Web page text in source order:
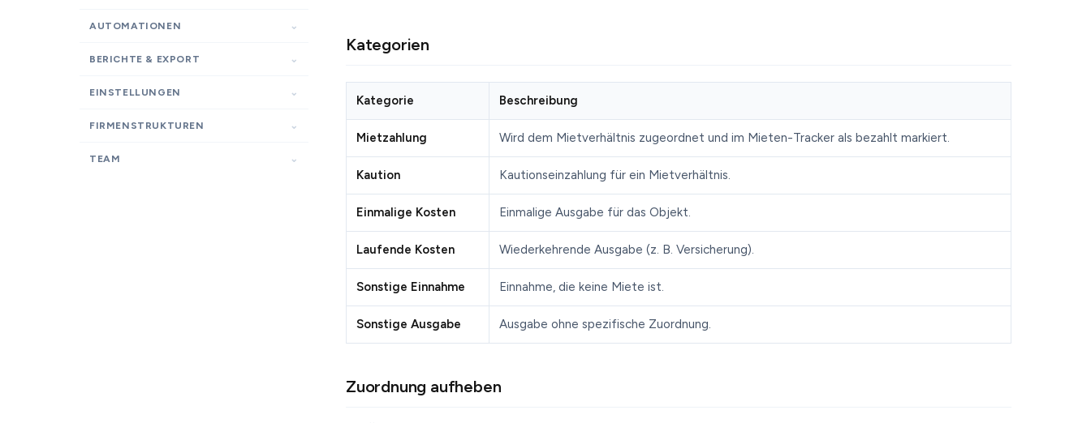
AUTOMATIONEN
BERICHTE & EXPORT
EINSTELLUNGEN
FIRMENSTRUKTUREN
TEAM
Kategorien
Kategorie Beschreibung
Mietzahlung Wird dem Mietverhältnis zugeordnet und im Mieten-Tracker als bezahlt markiert.
Kaution Kautionseinzahlung für ein Mietverhältnis.
Einmalige Kosten Einmalige Ausgabe für das Objekt.
Laufende Kosten Wiederkehrende Ausgabe (z. B. Versicherung).
Sonstige Einnahme Einnahme, die keine Miete ist.
Sonstige Ausgabe Ausgabe ohne spezifische Zuordnung.
Zuordnung aufheben